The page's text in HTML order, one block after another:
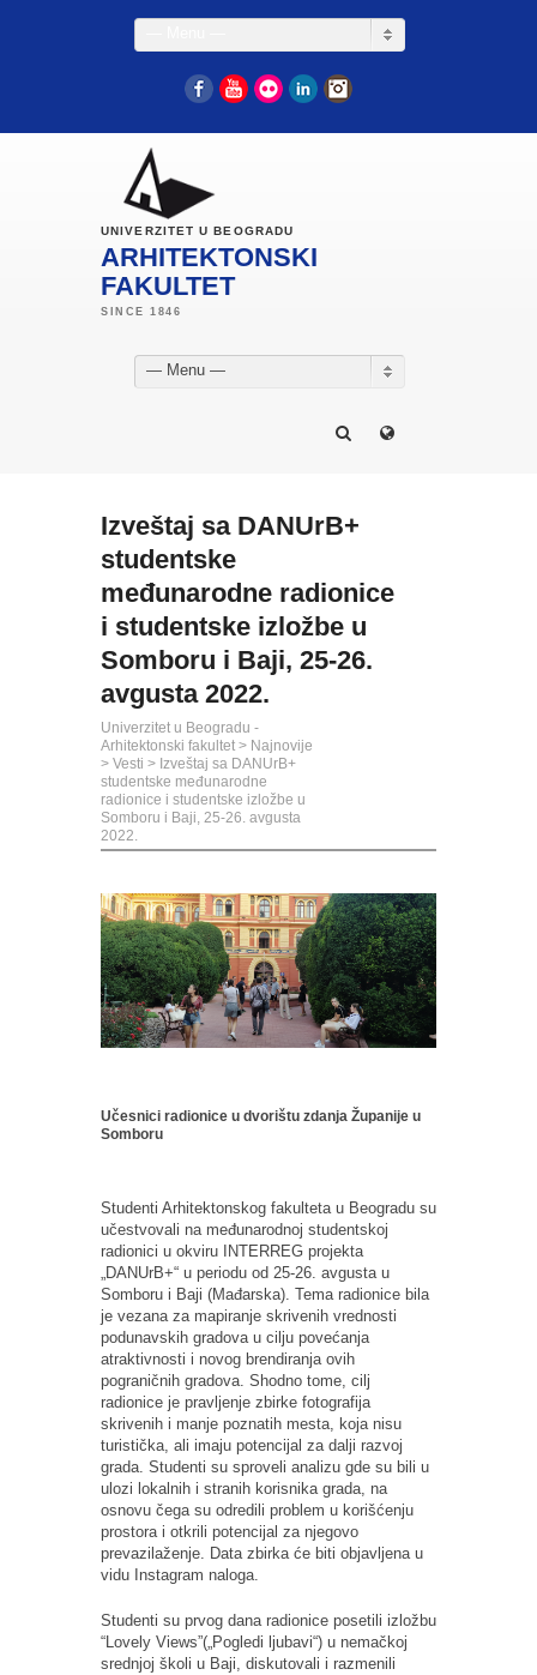
FacebookYouTube
Flickr LinkedIn
UNIVERZITET U BEOGRADU
ARHITEKTONSKI
FAKULTET
— Menu —
Izveštaj sa DANUrB+
studentske
međunarodne radionice
i studentske izložbe u
Somboru i Baji, 25-26.
avgusta 2022.
Univerzitet u Beogradu -
Arhitektonski fakultet > Najnovije
> Vesti > Izveštaj sa DANUrB+
studentske međunarodne
radionice i studentske izložbe u
Somboru i Baji, 25-26. avgusta
2022.
Učesnici radionice u dvorištu zdanja Županije u
Somboru
Studenti Arhitektonskog fakulteta u Beogradu su
učestvovali na međunarodnoj studentskoj
radionici u okviru INTERREG projekta
„DANUrB+“ u periodu od 25-26. avgusta u
Somboru i Baji (Mađarska). Tema radionice bila
je vezana za mapiranje skrivenih vrednosti
podunavskih gradova u cilju povećanja
atraktivnosti i novog brendiranja ovih
pograničnih gradova. Shodno tome, cilj
radionice je pravljenje zbirke fotografija
skrivenih i manje poznatih mesta, koja nisu
turistička, ali imaju potencijal za dalji razvoj
grada. Studenti su sproveli analizu gde su bili u
ulozi lokalnih i stranih korisnika grada, na
osnovu čega su odredili problem u korišćenju
prostora i otkrili potencijal za njegovo
prevazilaženje. Data zbirka će biti objavljena u
vidu Instagram naloga.
Studenti su prvog dana radionice posetili izložbu
“Lovely Views”(„Pogledi ljubavi“) u nemačkoj
srednjoj školi u Baji, diskutovali i razmenili